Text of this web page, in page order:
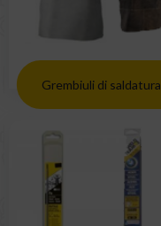
Grembiuli di saldatura